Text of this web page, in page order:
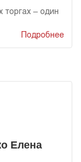
торгах – один
Подробнее
Елена